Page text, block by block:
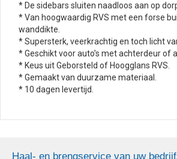
* De sidebars sluiten naadloos aan op
* Van hoogwaardig RVS met een forse
wanddikte.
* Supersterk, veerkrachtig en toch licht
* Geschikt voor auto’s met achterdeur of
* Keus uit Geborsteld of Hoogglans RVS.
* Gemaakt van duurzame materiaal.
* 10 dagen levertijd.
Haal- en brengservice van uw